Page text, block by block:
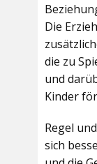
Die
die zu
und
Kinder
Regel
sich